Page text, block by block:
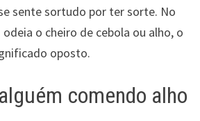
sente sortudo por ter sorte. No
o cheiro de cebola ou alho, o
oposto.
comendo alho